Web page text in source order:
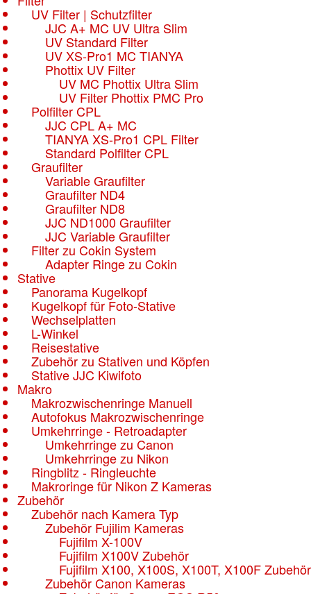
UV Filter | Schutzfilter
JJC A+ MC UV Ultra Slim
UV Standard Filter
UV XS-Pro1 MC TIANYA
Phottix UV Filter
UV MC Phottix Ultra Slim
UV Filter Phottix PMC Pro
Polfilter CPL
JJC CPL A+ MC
TIANYA XS-Pro1 CPL Filter
Standard Polfilter CPL
Graufilter
Variable Graufilter
Graufilter ND4
Graufilter ND8
JJC ND1000 Graufilter
JJC Variable Graufilter
Filter zu Cokin System
Adapter Ringe zu Cokin
Stative
Panorama Kugelkopf
Kugelkopf für Foto-Stative
Wechselplatten
L-Winkel
Reisestative
Zubehör zu Stativen und Köpfen
Stative JJC Kiwifoto
Makro
Makrozwischenringe Manuell
Autofokus Makrozwischenringe
Umkehrringe - Retroadapter
Umkehrringe zu Canon
Umkehrringe zu Nikon
Ringblitz - Ringleuchte
Makroringe für Nikon Z Kameras
Zubehör
Zubehör nach Kamera Typ
Zubehör Fujilim Kameras
Fujifilm X-100V
Fujifilm X100V Zubehör
Fujifilm X100, X100S, X100T, X100F Zubehör
Zubehör Canon Kameras